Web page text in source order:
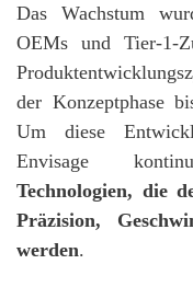
Das Wachstum
OEMs und Tier-1-
der Konzeptphase
Um diese
Envisage
Technologien, die
Präzision,
werden.